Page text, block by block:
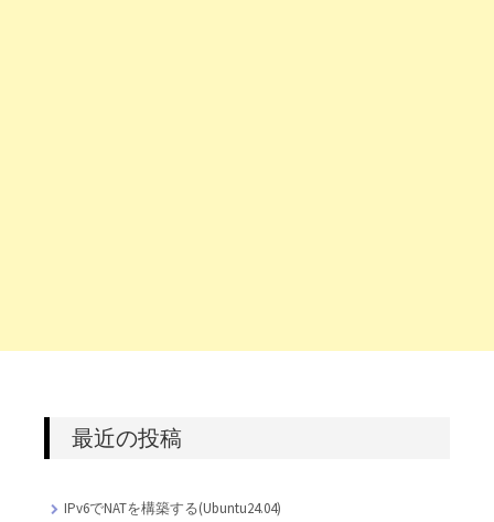
最近の投稿
IPv6でNATを構築する(Ubuntu24.04)